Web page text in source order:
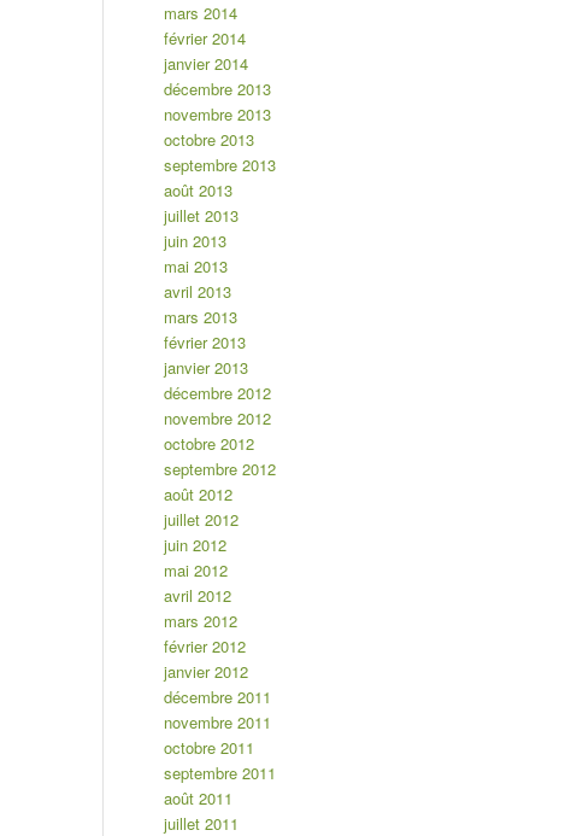
mars 2014
février 2014
janvier 2014
décembre 2013
novembre 2013
octobre 2013
septembre 2013
août 2013
juillet 2013
juin 2013
mai 2013
avril 2013
mars 2013
février 2013
janvier 2013
décembre 2012
novembre 2012
octobre 2012
septembre 2012
août 2012
juillet 2012
juin 2012
mai 2012
avril 2012
mars 2012
février 2012
janvier 2012
décembre 2011
novembre 2011
octobre 2011
septembre 2011
août 2011
juillet 2011